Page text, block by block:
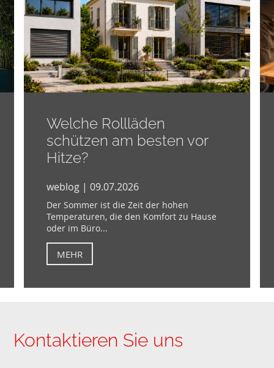
Welche Rollläden
schützen am besten vor
Hitze?
weblog | 09.07.2026
Der Sommer ist die Zeit der hohen
Temperaturen, die den Komfort zu Hause
oder im Büro...
MEHR
Kontaktieren Sie uns